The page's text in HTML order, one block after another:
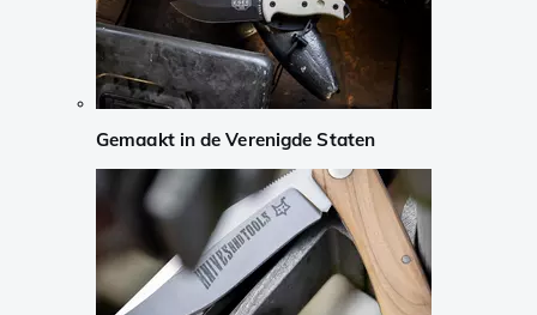
Gemaakt in de Verenigde Staten